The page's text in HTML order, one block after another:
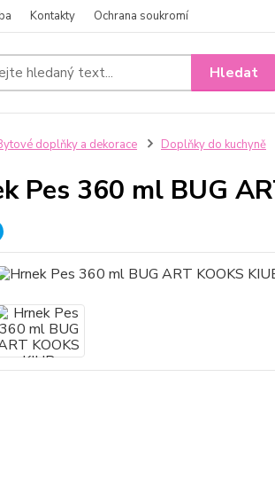
Kontakty Ochrana soukromí
Hledat
doplňky a dekorace Doplňky do kuchyně
Pes 360 ml BUG